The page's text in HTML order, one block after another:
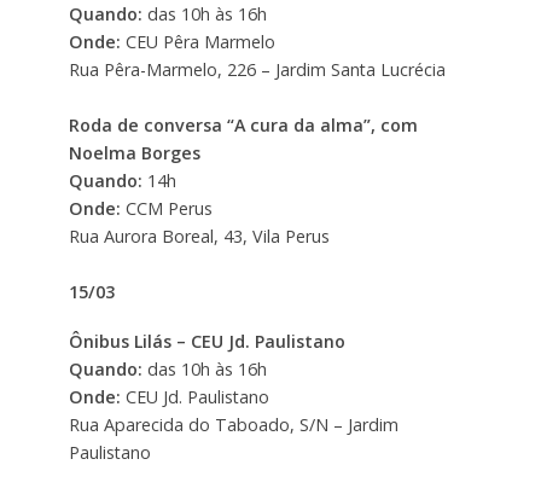
Quando: das 10h às 16h
Onde: CEU Pêra Marmelo
Rua Pêra-Marmelo, 226 – Jardim Santa Lucrécia
Roda de conversa “A cura da alma”, com
Noelma Borges
Quando: 14h
Onde: CCM Perus
Rua Aurora Boreal, 43, Vila Perus
15/03
Ônibus Lilás – CEU Jd. Paulistano
Quando: das 10h às 16h
Onde: CEU Jd. Paulistano
Rua Aparecida do Taboado, S/N – Jardim
Paulistano